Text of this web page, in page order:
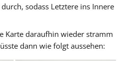
sodass Letztere ins Innere
Karte daraufhin wieder stramm
dann wie folgt aussehen: